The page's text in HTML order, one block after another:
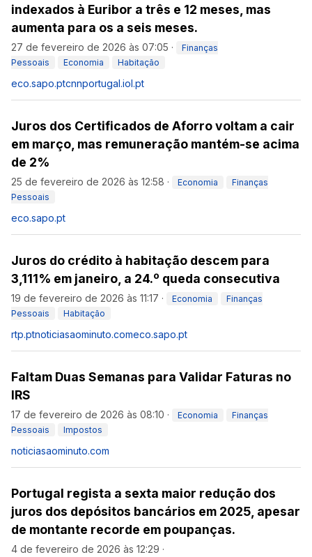
indexados à Euribor a três e 12 meses, mas
aumenta para os a seis meses.
27 de fevereiro de 2026 às 07:05 ·
Finanças
Pessoais
Economia Habitação
eco.sapo.ptcnnportugal.iol.pt
Juros dos Certificados de Aforro voltam a cair
em março, mas remuneração mantém-se acima
de 2%
25 de fevereiro de 2026 às 12:58 · Economia
Finanças
Pessoais
eco.sapo.pt
Juros do crédito à habitação descem para
3,111% em janeiro, a 24.º queda consecutiva
19 de fevereiro de 2026 às 11:17 · Economia
Finanças
Pessoais
Habitação
rtp.ptnoticiasaominuto.comeco.sapo.pt
Faltam Duas Semanas para Validar Faturas no
IRS
17 de fevereiro de 2026 às 08:10 · Economia
Finanças
Pessoais
Impostos
noticiasaominuto.com
Portugal regista a sexta maior redução dos
juros dos depósitos bancários em 2025, apesar
de montante recorde em poupanças.
4 de fevereiro de 2026 às 12:29 ·